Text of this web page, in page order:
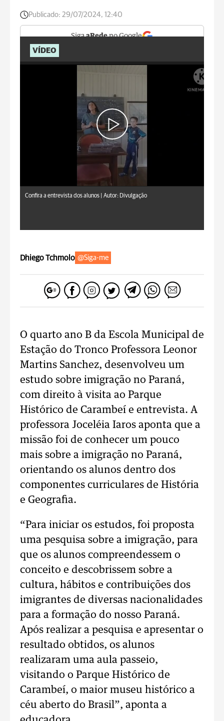
Publicado: 29/07/2024, 12:40
SigaaRedeno Google
VÍDEO
Confira a entrevista dos alunos | Autor: Divulgação
Dhiego Tchmolo @Siga-me
O quarto ano B da Escola Municipal de
Estação do Tronco Professora Leonor
Martins Sanchez, desenvolveu um
estudo sobre imigração no Paraná,
com direito à visita ao Parque
Histórico de Carambeí e entrevista. A
professora Joceléia Iaros aponta que a
missão foi de conhecer um pouco
mais sobre a imigração no Paraná,
orientando os alunos dentro dos
componentes curriculares de História
e Geografia.
“Para iniciar os estudos, foi proposta
uma pesquisa sobre a imigração, para
que os alunos compreendessem o
conceito e descobrissem sobre a
cultura, hábitos e contribuições dos
imigrantes de diversas nacionalidades
para a formação do nosso Paraná.
Após realizar a pesquisa e apresentar o
resultado obtidos, os alunos
realizaram uma aula passeio,
visitando o Parque Histórico de
Carambeí, o maior museu histórico a
céu aberto do Brasil”, aponta a